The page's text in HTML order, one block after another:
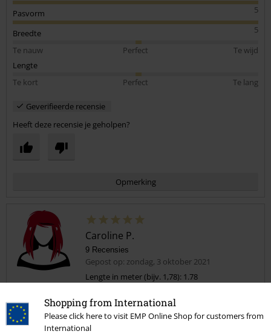
Shopping from International
Please click here to visit EMP Online Shop for customers from
International
5
Pasvorm
5
Breedte
Te nauw
Perfect
Te wijd
Lengte
Te kort
Perfect Te lang
Geverifieerde recensie
Heeft deze recensie je geholpen?
Opmerking
Commentaar versturen
Caroline P.
9 Recensies
Gepost op: zondag, 3 oktober 2021
Lengte in meter (bijv. 1,78): 1.78
Gewoon leuk
Zit prima ziet er leuk uit